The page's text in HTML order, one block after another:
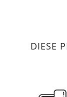
DIESE